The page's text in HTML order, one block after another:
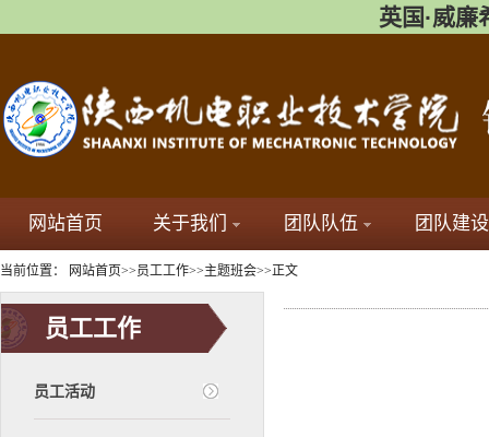
英国·威
网站首页 关于我们 团队队伍 团队建设
当前位置： 网站首页>>员工工作>>主题班会>>正文
员工工作
员工活动